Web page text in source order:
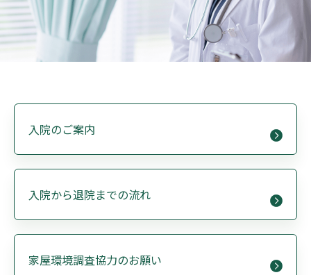
入院のご案内
入院から退院までの流れ
家屋環境調査協力のお願い